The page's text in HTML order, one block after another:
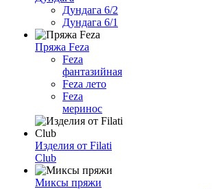
Дундага 6/2
Дундага 6/1
Пряжа Feza
Feza
фантазийная
Feza лето
Feza
меринос
Изделия от Filati
Club
Миксы пряжи